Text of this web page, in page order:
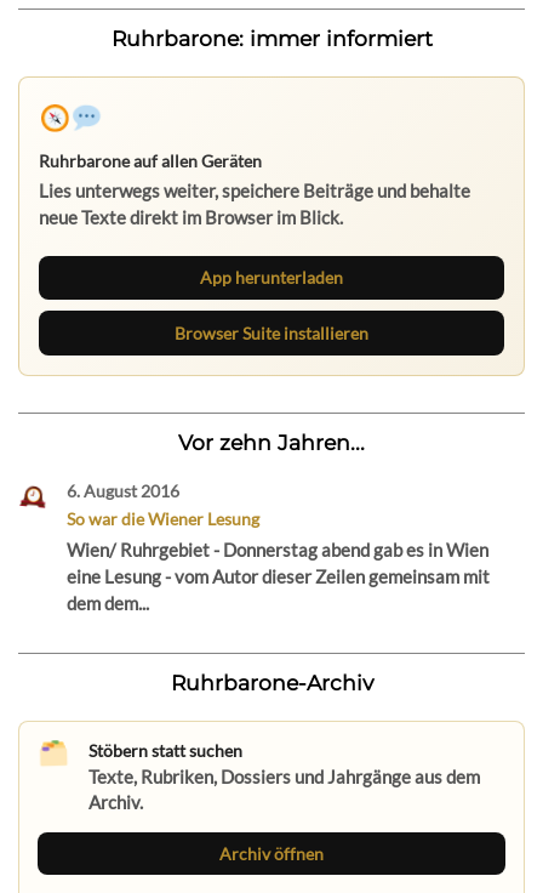
Ruhrbarone: immer informiert
Ruhrbarone auf allen Geräten
Lies unterwegs weiter, speichere Beiträge und behalte
neue Texte direkt im Browser im Blick.
App herunterladen
Browser Suite installieren
Vor zehn Jahren...
6. August 2016
So war die Wiener Lesung
Wien/ Ruhrgebiet - Donnerstag abend gab es in Wien
eine Lesung - vom Autor dieser Zeilen gemeinsam mit
dem dem...
Ruhrbarone-Archiv
Stöbern statt suchen
Texte, Rubriken, Dossiers und Jahrgänge aus dem
Archiv.
Archiv öffnen